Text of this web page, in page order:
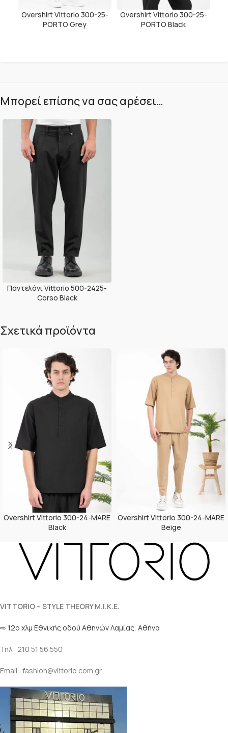
Overshirt Vittorio 300-25-
PORTO Grey
Overshirt Vittorio 300-25-
PORTO Black
Μπορεί επίσης να σας αρέσει…
Παντελόνι Vittorio 500-2425-
Corso Black
Σχετικά προϊόντα
Overshirt Vittorio 300-24-MARE
Black
Overshirt Vittorio 300-24-MARE
Beige
VITTORIO – STYLE THEORY M.I.K.E.
⇨ 12ο χλμ Eθνικής οδού Αθηνών Λαμίας, Αθήνα
Τηλ.: 210 51 56 550
Email : fashion@vittorio.com.gr